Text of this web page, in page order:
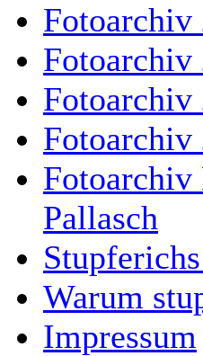
Fotoarchiv
Fotoarchiv
Fotoarchiv
Fotoarchiv
Fotoarchiv
Pallasch
Warum
Impressum